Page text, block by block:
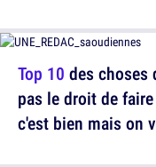
Top 10 des choses
pas le droit de
c'est bien mais on